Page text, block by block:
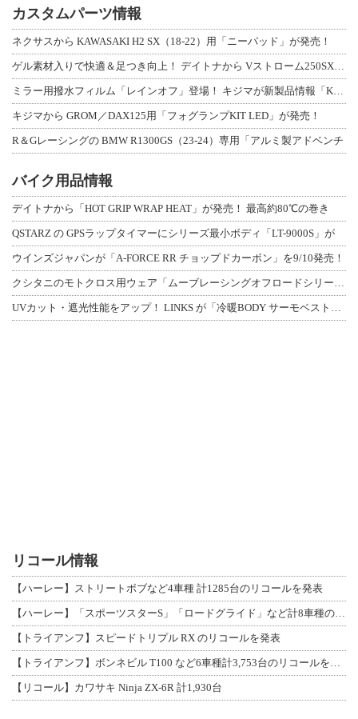
カスタムパーツ情報
ネクサスから KAWASAKI H2 SX（18-22）用「ニーパッド」が発売！
ゲル素材入りで快適＆足つき向上！ デイトナから Vストローム250SX用「快適ロ
ミラー用撥水フィルム「レインオフ」登場！ キジマが新製品情報「KIJIMA NE
キジマから GROM／DAX125用「フォグランプKIT LED」が発売！
R＆Gレーシングの BMW R1300GS（23-24）専用「アルミ製アドベンチ
バイク用品情報
デイトナから「HOT GRIP WRAP HEAT」が発売！ 最高約80℃の巻き
QSTARZ の GPSラップタイマーにシリーズ最小ボディ「LT-9000S」が
ウインズジャパンが「A-FORCE RR チョップドカーボン」を9/10発売！
クシタニのモトクロス用ウェア「ムーブレーシングオフロードシリーズ」3アイテムが登
UVカット・遮光性能をアップ！ LINKS が「冷暖BODY サーモベスト」改良
リコール情報
【ハーレー】ストリートボブなど4車種 計1285台のリコールを発表
【ハーレー】「スポーツスターS」「ロードグライド」など計8車種のリコールを発表
【トライアンフ】スピードトリプル RX のリコールを発表
【トライアンフ】ボンネビル T100 など6車種計3,753台のリコールを発表
【リコール】カワサキ Ninja ZX-6R 計1,930台